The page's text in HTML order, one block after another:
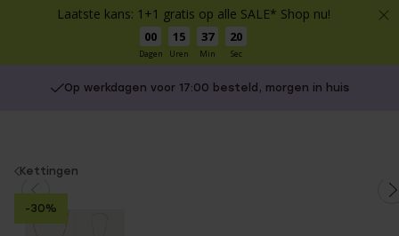
Laatste kans: 1+1 gratis op alle SALE* Shop nu!
00
Dagen
15
Uren
37
Min
20
Sec
Op werkdagen voor 17:00 besteld, morgen in huis
You
are
here:
Kettingen
-30%